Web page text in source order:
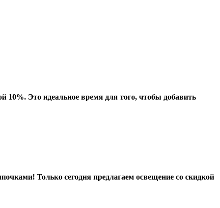
Это идеальное время для того, чтобы добавить
Только сегодня предлагаем освещение со скидкой